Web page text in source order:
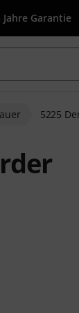
Jahre Garantie
5225